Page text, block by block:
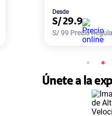
Únete a la